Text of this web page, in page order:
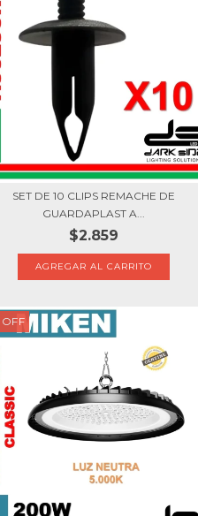
SET DE 10 CLIPS REMACHE DE
GUARDAPLAST A...
$2.859
OFF